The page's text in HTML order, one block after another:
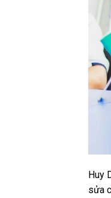
Huy
sửa